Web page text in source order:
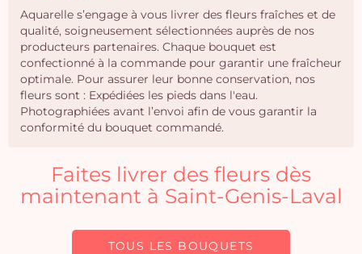
Aquarelle s’engage à vous livrer des fleurs fraîches et de
qualité, soigneusement sélectionnées auprès de nos
producteurs partenaires. Chaque bouquet est
confectionné à la commande pour garantir une fraîcheur
optimale. Pour assurer leur bonne conservation, nos
fleurs sont : Expédiées les pieds dans l'eau.
Photographiées avant l’envoi afin de vous garantir la
conformité du bouquet commandé.
Faites livrer des fleurs dès
maintenant à Saint-Genis-Laval
TOUS LES BOUQUETS